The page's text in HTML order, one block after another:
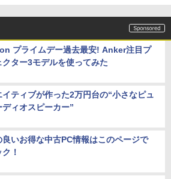
プライムデー過去最安! Anker注目プ
クター3モデルを使ってみた
イティブが作った2万円台の“小さなピュ
ディオスピーカー”
良いお得な中古PC情報はこのページで
！